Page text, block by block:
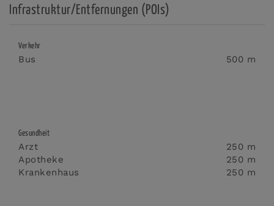
Infrastruktur/Entfernungen (POIs)
Verkehr
Bus 500 m
Gesundheit
Arzt
250 m
Apotheke
250 m
Krankenhaus
250 m